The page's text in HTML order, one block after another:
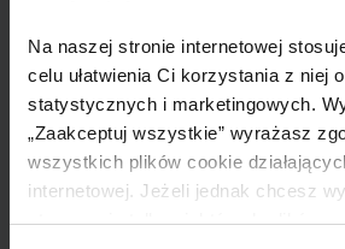
Na naszej stronie internetowej
celu ułatwienia Ci korzystania z niej
statystycznych i marketingowych.
„Zaakceptuj wszystkie” wyrażasz
wszystkich plików cookie
internetowej. Jeżeli jednak chcesz
stosowanie tylko niektórych plików